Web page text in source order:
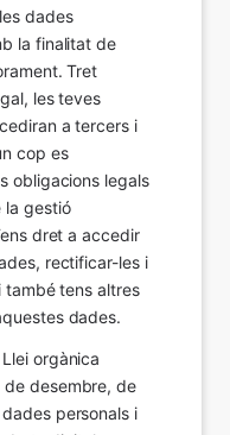
dades
la finalitat de
Tret
les teves
a tercers i
cop es
obligacions legals
la gestió
dret a accedir
rectificar-les i
també tens altres
dades.
orgànica
de desembre, de
personals i